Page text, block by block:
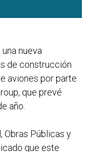
nueva
de construcción
aviones por parte
que prevé
año.
Obras Públicas y
que este